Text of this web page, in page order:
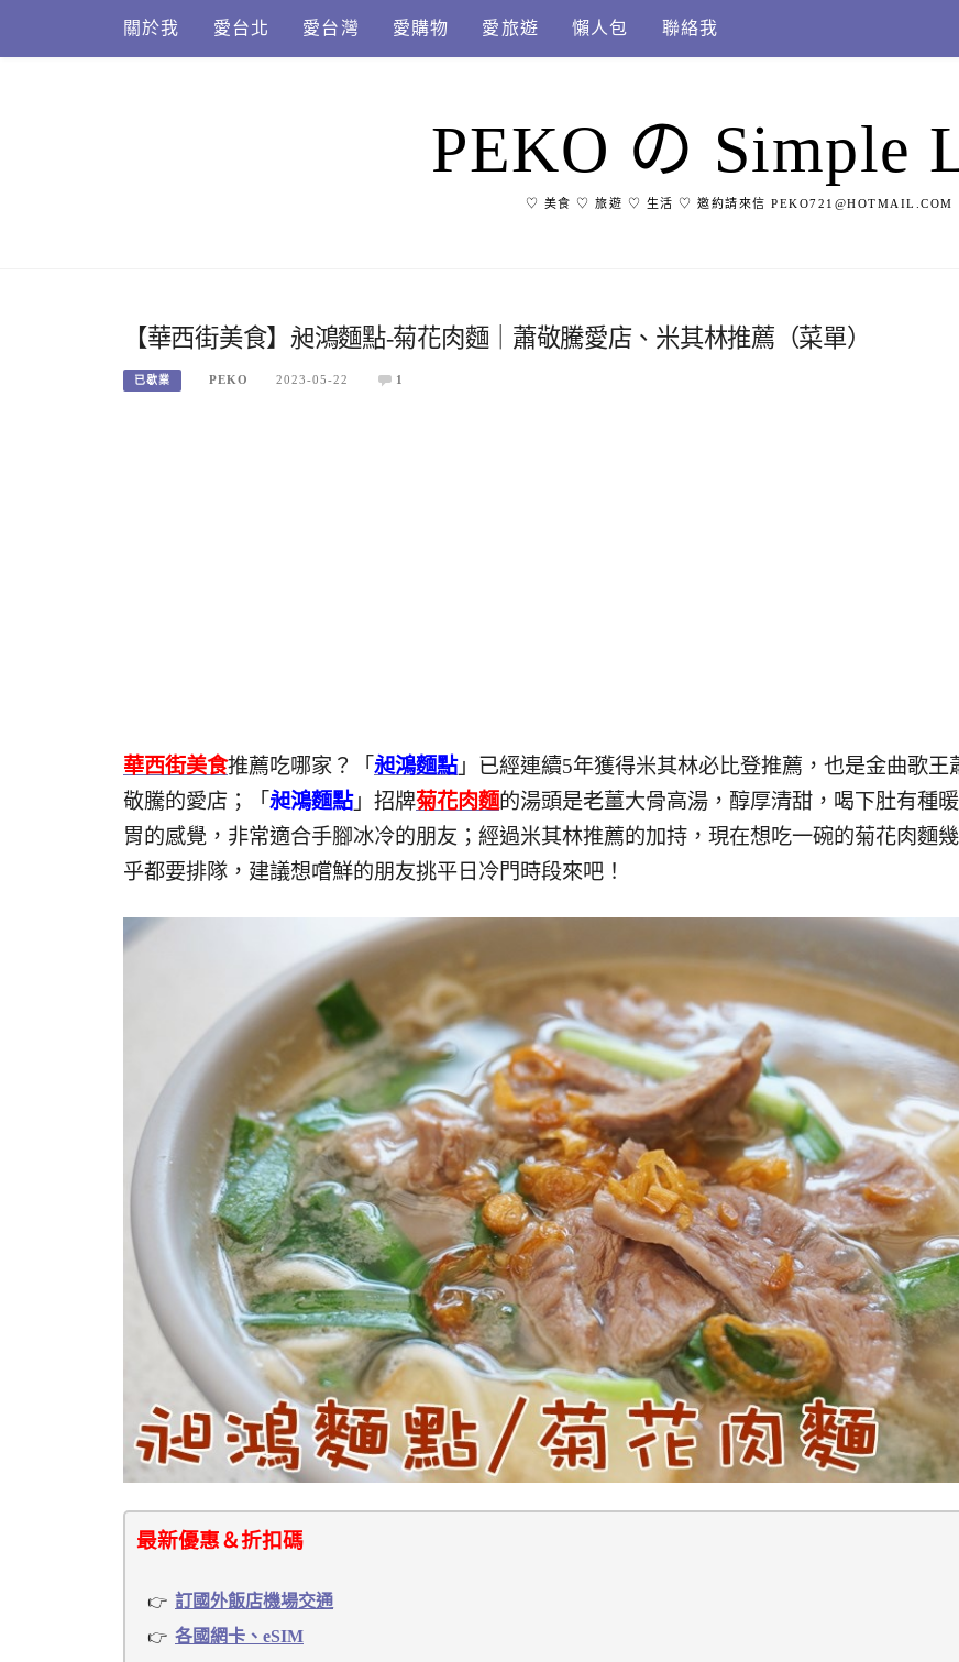
content
關於我 愛台北 愛台灣 愛購物 愛旅遊 懶人包 聯絡我
PEKO の Simple
♡ 美食 ♡ 旅遊 ♡ 生活 ♡ 邀約請來信 PEKO721@HOTMAIL.COM
【華西街美食】昶鴻麵點-菊花肉麵｜蕭敬騰愛店、米其林推薦（菜單）
已歇業 PEKO 2023-05-22 1
華西街美食推薦吃哪家？「 昶鴻麵點」已經連續5年獲得米其林必比登推薦，也是金曲歌王
敬騰的愛店；「 昶鴻麵點」招牌菊花肉麵的湯頭是老薑大骨高湯，醇厚清甜，喝下肚有種暖
胃的感覺，非常適合手腳冰冷的朋友；經過米其林推薦的加持，現在想吃一碗的菊花肉麵幾
乎都要排隊，建議想嚐鮮的朋友挑平日冷門時段來吧！
最新優惠＆折扣碼
訂國外飯店機場交通
各國網卡、eSIM